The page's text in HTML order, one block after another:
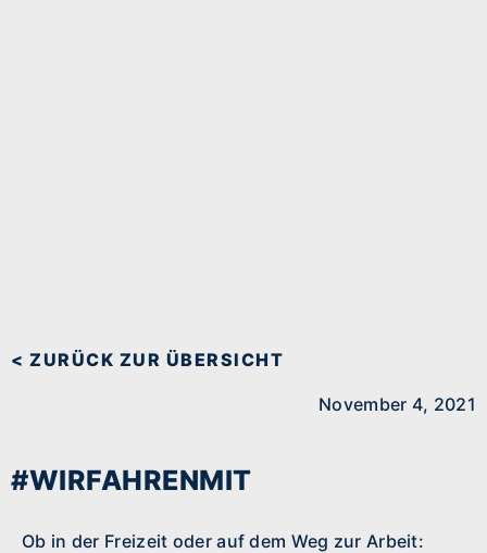
< ZURÜCK ZUR ÜBERSICHT
November 4, 2021
#WIRFAHRENMIT
Ob in der Freizeit oder auf dem Weg zur Arbeit: